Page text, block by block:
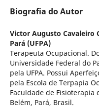
Biografia do Autor
Victor Augusto Cavaleiro
Pará (UFPA)
Terapeuta Ocupacional.
Universidade Federal do
pela UFPA. Possui
pela Escola de Terpapia
Faculdade de Fisioterapia
Belém, Pará, Brasil.